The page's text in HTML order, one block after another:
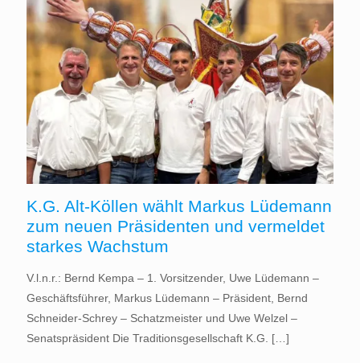
K.G. Alt-Köllen wählt Markus Lüdemann
zum neuen Präsidenten und vermeldet
starkes Wachstum
V.l.n.r.: Bernd Kempa – 1. Vorsitzender, Uwe Lüdemann –
Geschäftsführer, Markus Lüdemann – Präsident, Bernd
Schneider-Schrey – Schatzmeister und Uwe Welzel –
Senatspräsident Die Traditionsgesellschaft K.G. […]